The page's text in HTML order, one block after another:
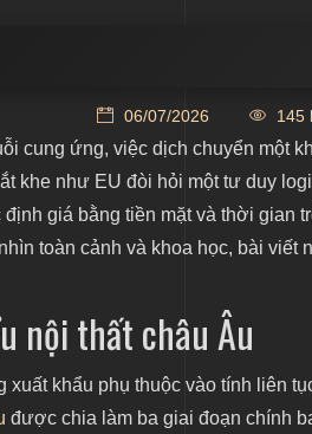
khẩu nội thất châu Âu
châu Âu
châu Âu
06/07/2026 145
cung ứng, việc dịch chuyển một
khe như EU đòi hỏi một tư duy
giá bằng tiền mặt và thời gian
toàn cảnh và khoa học, bài viết
nội thất châu Âu
xuất khẩu phụ thuộc vào tính liên
được chia làm ba giai đoạn chính